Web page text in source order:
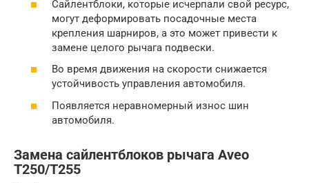
Сайлентблоки, которые исчерпали свой ресурс,
могут деформировать посадочные места
крепления шарниров, а это может привести к
замене целого рычага подвески.
Во время движения на скорости снижается
устойчивость управления автомобиля.
Появляется неравномерный износ шин
автомобиля.
Замена сайлентблоков рычага Aveo
T250/T255